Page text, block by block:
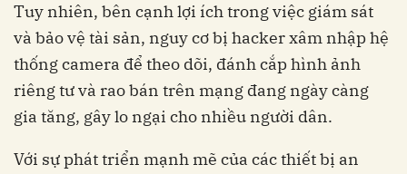
Tuy nhiên, bên cạnh lợi ích trong việc giám sát
và bảo vệ tài sản, nguy cơ bị hacker xâm nhập hệ
thống camera để theo dõi, đánh cắp hình ảnh
riêng tư và rao bán trên mạng đang ngày càng
gia tăng, gây lo ngại cho nhiều người dân.
Với sự phát triển mạnh mẽ của các thiết bị an